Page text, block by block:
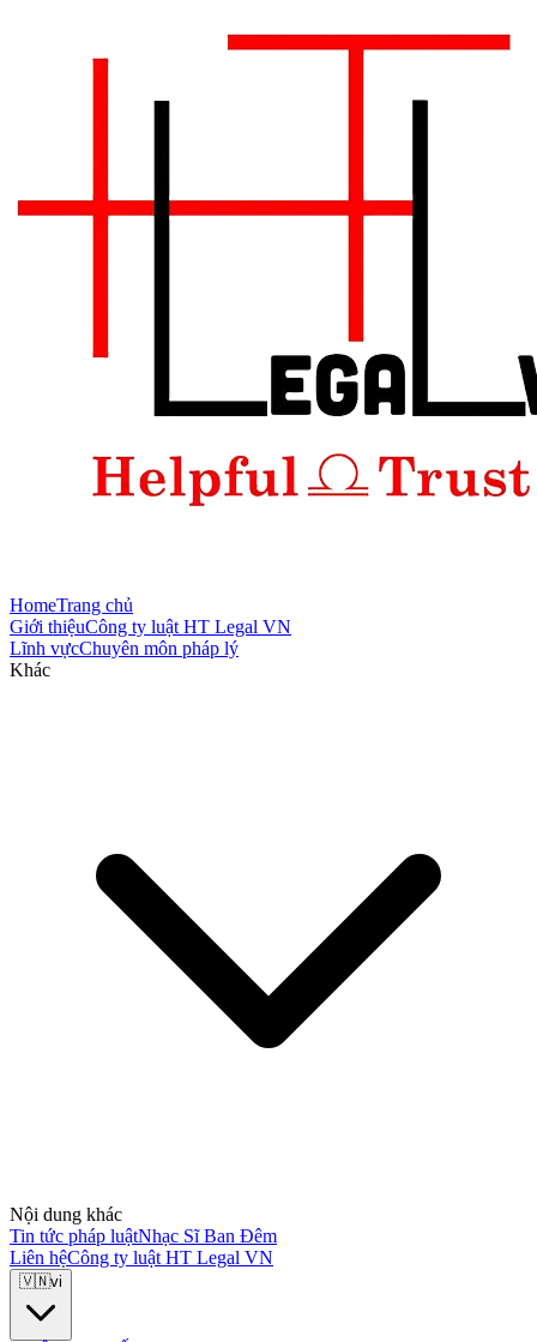
HomeTrang chủ
Giới thiệuCông ty luật HT Legal VN
Lĩnh vựcChuyên môn pháp lý
Khác
Nội dung khác
Tin tức pháp luậtNhạc Sĩ Ban Đêm
Liên hệCông ty luật HT Legal VN
🇻🇳vi